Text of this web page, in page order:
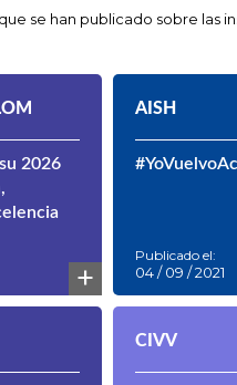
2026
+
Publicado el:
04 / 09 / 2021